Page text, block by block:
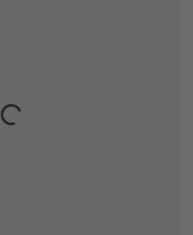
Loading...